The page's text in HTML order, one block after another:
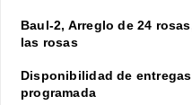
Baul-2, Arreglo de 24
las rosas
Disponibilidad de
programada